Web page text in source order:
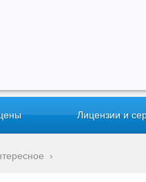
Лицензии и
›